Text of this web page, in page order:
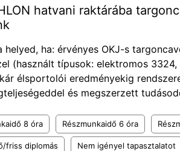
hatvani raktárába
helyed, ha: érvényes OKJ-s
(használt típusok: elektromos 3324,
élsportolói eredményekig
és megszerzett
8 óra Részmunkaidő 6 óra
friss diplomás Nem igényel tapasztalatot